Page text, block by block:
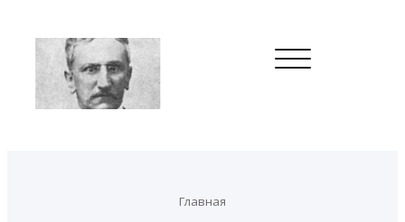
Toggle
navigation
Главная